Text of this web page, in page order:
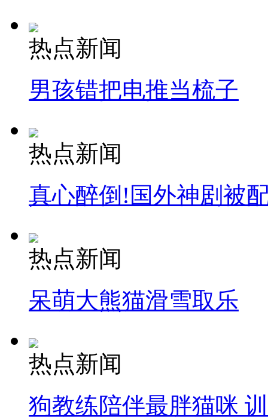
热点新闻
男孩错把电推当梳子
热点新闻
真心醉倒!国外神剧被
热点新闻
呆萌大熊猫滑雪取乐
热点新闻
狗教练陪伴最胖猫咪